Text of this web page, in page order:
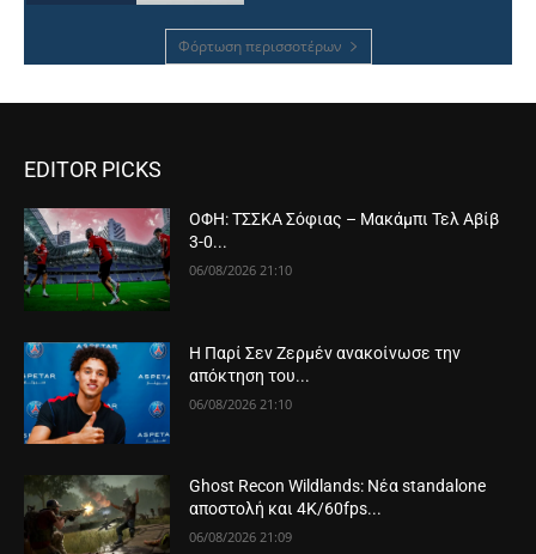
Φόρτωση περισσοτέρων
EDITOR PICKS
ΟΦΗ: ΤΣΣΚΑ Σόφιας – Μακάμπι Τελ Αβίβ
3-0...
06/08/2026 21:10
Η Παρί Σεν Ζερμέν ανακοίνωσε την
απόκτηση του...
06/08/2026 21:10
Ghost Recon Wildlands: Νέα standalone
αποστολή και 4K/60fps...
06/08/2026 21:09